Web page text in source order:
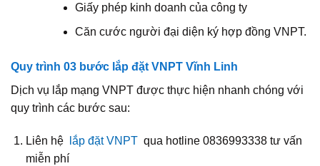
Giấy phép kinh doanh của công ty
Căn cước người đại diện ký hợp đồng VNPT.
Quy trình 03 bước lắp đặt VNPT Vĩnh Linh
Dịch vụ lắp mạng VNPT được thực hiện nhanh chóng với
quy trình các bước sau:
Liên hệ lắp đặt VNPT qua hotline 0836993338 tư vấn
miễn phí